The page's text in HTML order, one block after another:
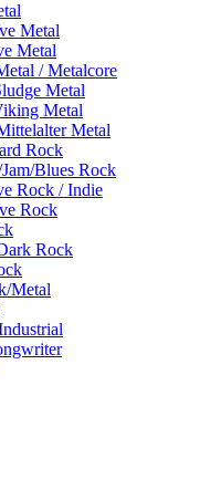
Metal
Metal
/ Metalcore
Metal
Metal
Metal
Rock
Blues Rock
Rock / Indie
Rock
Rock
Metal